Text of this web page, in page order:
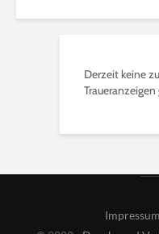
Derzeit keine
Impressum